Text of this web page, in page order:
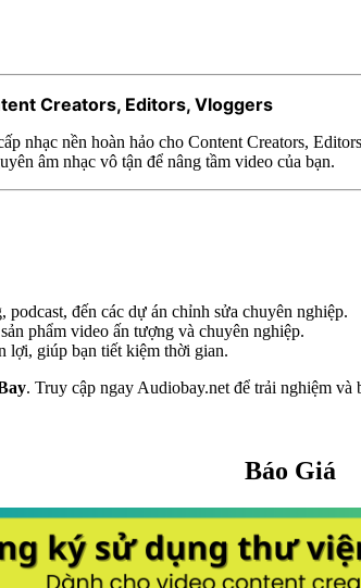
Creators, Editors, Vloggers
nhạc nền hoàn hảo cho Content Creators,
âm nhạc vô tận để nâng tầm video của bạn.
đến các dự án chỉnh sửa chuyên nghiệp.
phẩm video ấn tượng và chuyên nghiệp.
lợi, giúp bạn tiết kiệm thời gian.
. Truy cập ngay Audiobay.net để trải nghiệm
Báo Giá